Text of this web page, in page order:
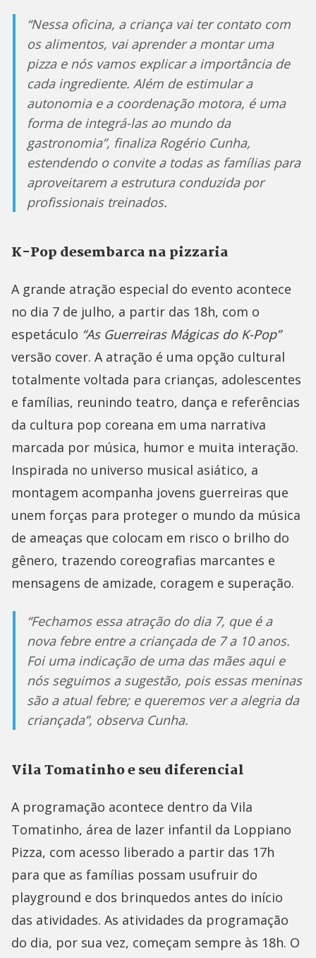
“Nessa oficina, a criança vai ter contato com
os alimentos, vai aprender a montar uma
pizza e nós vamos explicar a importância de
cada ingrediente. Além de estimular a
autonomia e a coordenação motora, é uma
forma de integrá-las ao mundo da
gastronomia”, finaliza Rogério Cunha,
estendendo o convite a todas as famílias para
aproveitarem a estrutura conduzida por
profissionais treinados.
K-Pop desembarca na pizzaria
A grande atração especial do evento acontece
no dia 7 de julho, a partir das 18h, com o
espetáculo “As Guerreiras Mágicas do K-Pop”
versão cover. A atração é uma opção cultural
totalmente voltada para crianças, adolescentes
e famílias, reunindo teatro, dança e referências
da cultura pop coreana em uma narrativa
marcada por música, humor e muita interação.
Inspirada no universo musical asiático, a
montagem acompanha jovens guerreiras que
unem forças para proteger o mundo da música
de ameaças que colocam em risco o brilho do
gênero, trazendo coreografias marcantes e
mensagens de amizade, coragem e superação.
“Fechamos essa atração do dia 7, que é a
nova febre entre a criançada de 7 a 10 anos.
Foi uma indicação de uma das mães aqui e
nós seguimos a sugestão, pois essas meninas
são a atual febre; e queremos ver a alegria da
criançada”, observa Cunha.
Vila Tomatinho e seu diferencial
A programação acontece dentro da Vila
Tomatinho, área de lazer infantil da Loppiano
Pizza, com acesso liberado a partir das 17h
para que as famílias possam usufruir do
playground e dos brinquedos antes do início
das atividades. As atividades da programação
do dia, por sua vez, começam sempre às 18h. O